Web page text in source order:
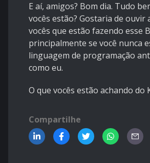
E aí, amigos? Bom dia. Tudo
vocês estão? Gostaria de ouvir
vocês que estão fazendo esse
principalmente se você nunca
linguagem de programação
como eu.
O que vocês estão achando do
Compartilhe